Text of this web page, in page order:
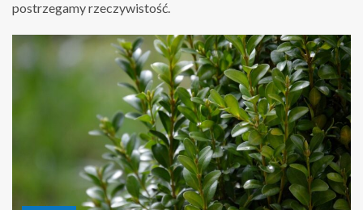
postrzegamy rzeczywistość.